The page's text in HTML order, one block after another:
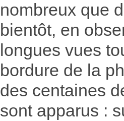
nombreux que
bientôt, en
longues vues
bordure de la
des centaines
sont apparus :